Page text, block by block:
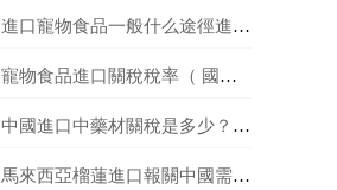
進口寵物食品一般什么途徑進口？（中國可以進口寵物食品嗎）
寵物食品進口關稅稅率（ 國外進口寵物食品要不要交關稅）
中國進口中藥材關稅是多少？(中藥材進口關稅稅率)
馬來西亞榴蓮進口報關中國需要什么條件？（馬來西亞榴蓮出口資質）